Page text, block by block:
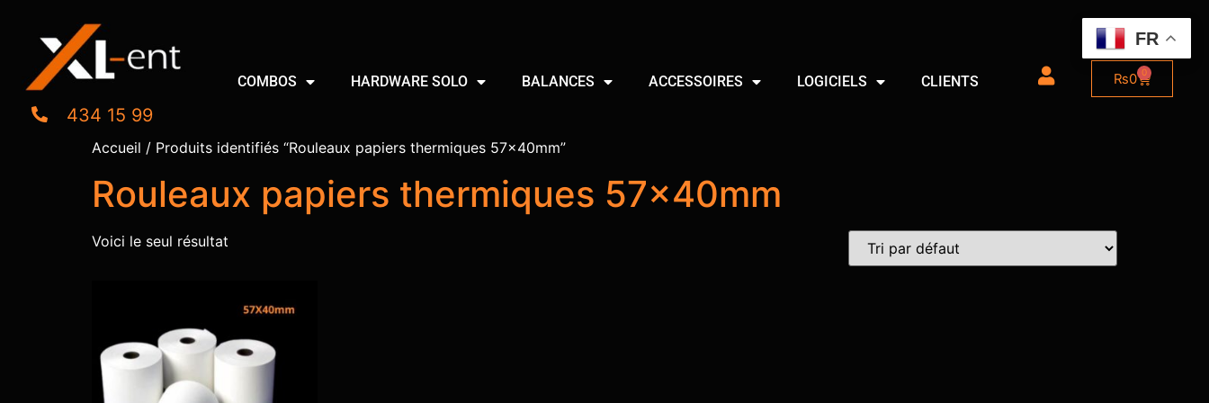
434 15 99
COMBOS HARDWARE SOLO BALANCES ACCESSOIRES LOGICIELS CLIENTS ₨0 0
Accueil / Produits identifiés “Rouleaux papiers thermiques 57x40mm”
Rouleaux papiers thermiques 57x40mm
Voici le seul résultat
FR